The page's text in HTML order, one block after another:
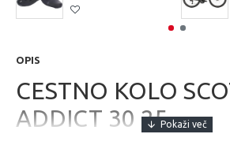
OPIS
CESTNO KOLO
ADDICT 30 25